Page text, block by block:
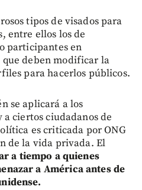
tipos de visados para
entre ellos los de
participantes en
deben modificar la
para hacerlos públicos.
se aplicará a los
ciertos ciudadanos de
es criticada por ONG
de la vida privada. El
a tiempo a quienes
a América antes de